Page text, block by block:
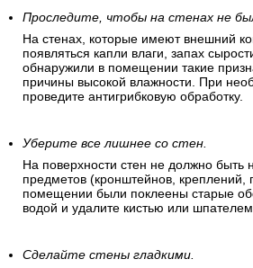
Проследите, чтобы на стенах не
На стенах, которые имеют внешний
появляться капли влаги, запах
обнаружили в помещении такие
причины высокой влажности. При
проведите антигрибковую обработку.
Уберите все лишнее со стен.
На поверхности стен не должно быть
предметов (кронштейнов, креплений,
помещении были поклеены старые
водой и удалите кистью или
Сделайте стены гладкими.